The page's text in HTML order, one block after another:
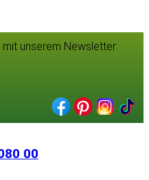
unserem Newsletter:
00